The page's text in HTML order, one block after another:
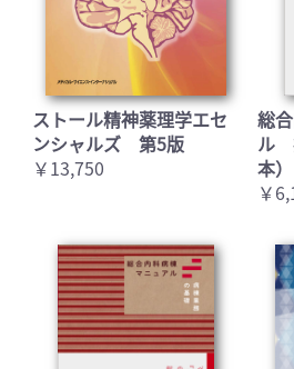
お買い物を続ける
ストール精神薬理学エセ
ンシャルズ 第5版
￥13,750
総
ル
本）
￥